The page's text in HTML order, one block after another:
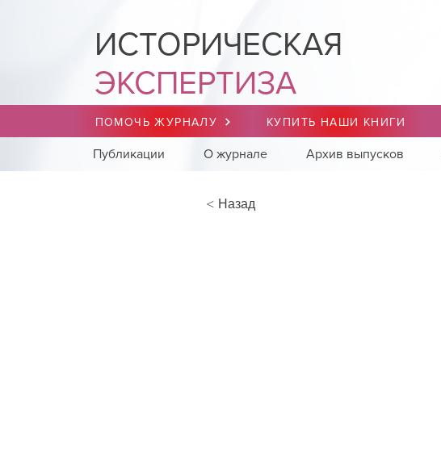
ИСТОРИЧЕСКАЯ
ЭКСПЕРТИЗА
ПОМОЧЬ ЖУРНАЛУ КУПИТЬ НАШИ КНИГИ
Публикации О журнале Архив выпусков
< Назад